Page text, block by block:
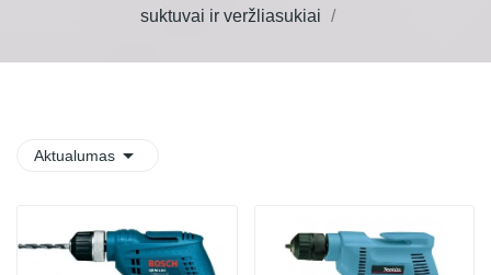
suktuvai ir veržliasukiai
Aktualumas 